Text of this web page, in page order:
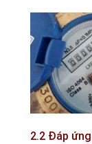
2.2 Đáp